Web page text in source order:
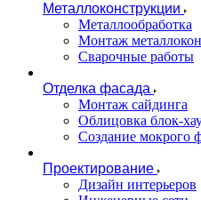
Металлоконструкции
Металлообработка
Монтаж
Сварочные работы
Отделка фасада
Монтаж сайдинга
Облицовка блок-
Создание мокрого
Проектирование
Дизайн интерьеров